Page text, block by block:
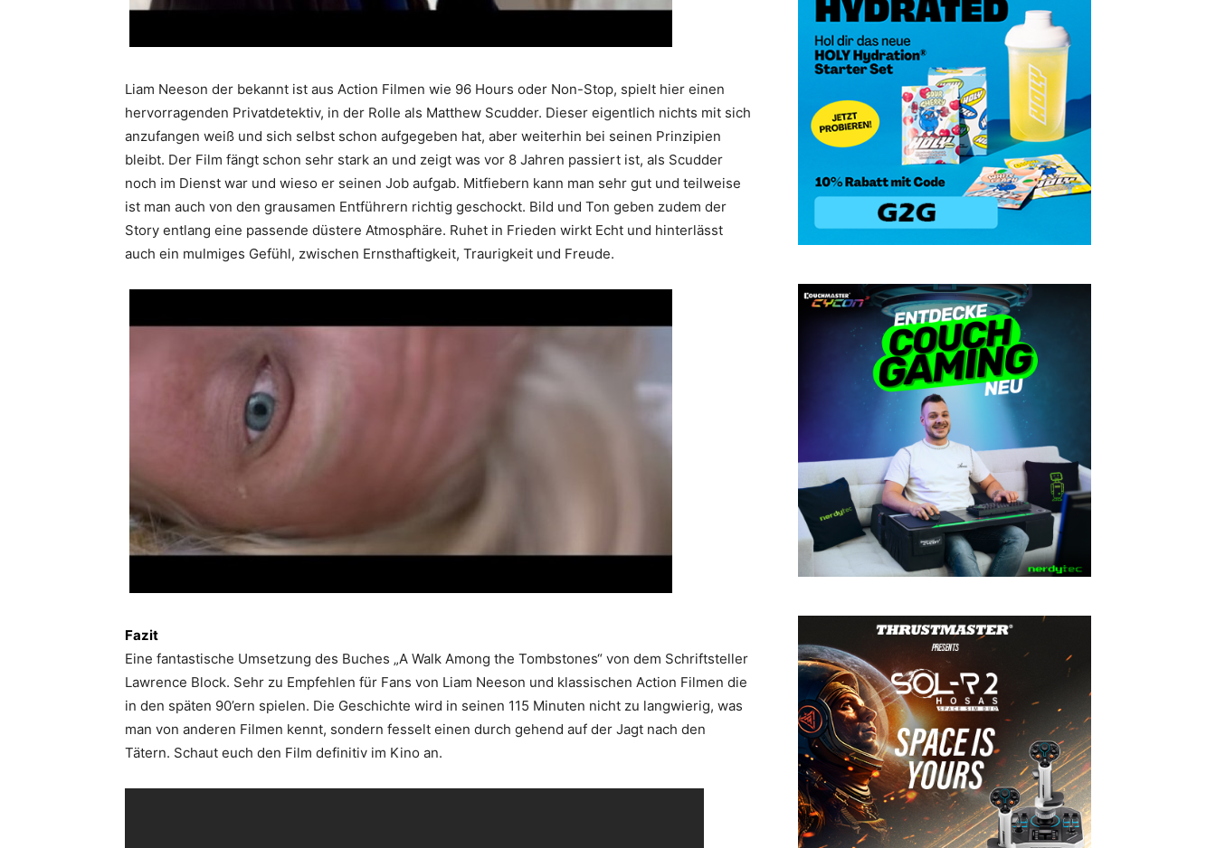
Liam Neeson der bekannt ist aus Action Filmen wie 96 Hours oder Non-Stop, spielt hier einen
hervorragenden Privatdetektiv, in der Rolle als Matthew Scudder. Dieser eigentlich nichts mit sich
anzufangen weiß und sich selbst schon aufgegeben hat, aber weiterhin bei seinen Prinzipien
bleibt. Der Film fängt schon sehr stark an und zeigt was vor 8 Jahren passiert ist, als Scudder
noch im Dienst war und wieso er seinen Job aufgab. Mitfiebern kann man sehr gut und teilweise
ist man auch von den grausamen Entführern richtig geschockt. Bild und Ton geben zudem der
Story entlang eine passende düstere Atmosphäre. Ruhet in Frieden wirkt Echt und hinterlässt
auch ein mulmiges Gefühl, zwischen Ernsthaftigkeit, Traurigkeit und Freude.
Fazit
Eine fantastische Umsetzung des Buches „A Walk Among the Tombstones“ von dem Schriftsteller
Lawrence Block. Sehr zu Empfehlen für Fans von Liam Neeson und klassischen Action Filmen die
in den späten 90’ern spielen. Die Geschichte wird in seinen 115 Minuten nicht zu langwierig, was
man von anderen Filmen kennt, sondern fesselt einen durch gehend auf der Jagt nach den
Tätern. Schaut euch den Film definitiv im Kino an.